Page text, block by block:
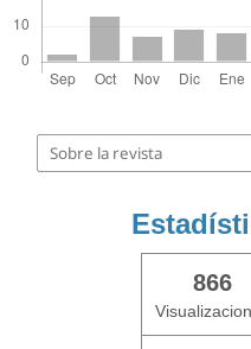
Sobre la revista
866